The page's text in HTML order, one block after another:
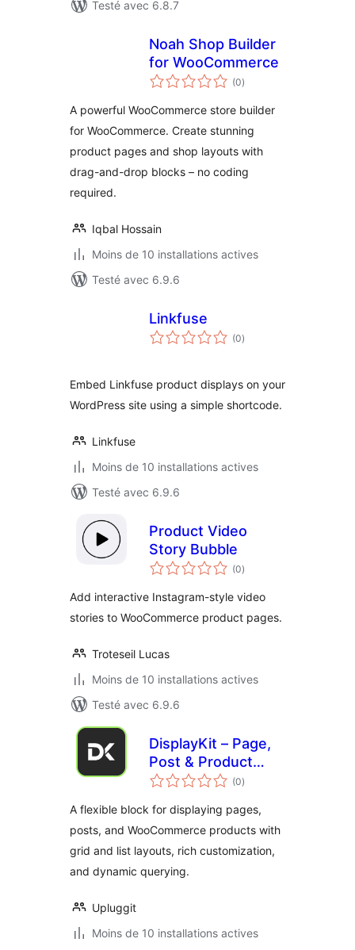
Testé avec 6.8.7
Noah Shop Builder
for WooCommerce
(0notes
en
)
A powerful WooCommerce store builder
for WooCommerce. Create stunning
product pages and shop layouts with
drag-and-drop blocks – no coding
required.
Iqbal Hossain
Moins de 10 installations actives
Testé avec 6.9.6
Linkfuse
(0notes
en
)
Embed Linkfuse product displays on your
WordPress site using a simple shortcode.
Linkfuse
Moins de 10 installations actives
Testé avec 6.9.6
Product Video
Story Bubble
(0notes
en
)
Add interactive Instagram-style video
stories to WooCommerce product pages.
Troteseil Lucas
Moins de 10 installations actives
Testé avec 6.9.6
DisplayKit – Page,
Post & Product
Display Block
(0notes
en
)
A flexible block for displaying pages,
posts, and WooCommerce products with
grid and list layouts, rich customization,
and dynamic querying.
Upluggit
Moins de 10 installations actives